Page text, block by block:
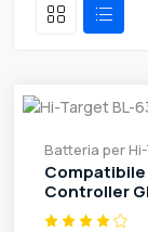
Batteria per
Compatibile
Controller